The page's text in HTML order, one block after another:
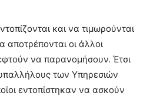
και να τιμωρούνται
αποτρέπονται οι άλλοι
να παρανομήσουν. Έτσι
των Υπηρεσιών
εντοπίστηκαν να ασκούν